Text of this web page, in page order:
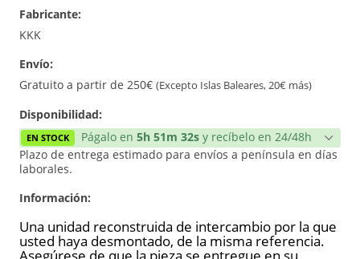
Fabricante:
KKK
Envío:
Gratuito a partir de 250€ (Excepto Islas Baleares, 20€ más)
Disponibilidad:
EN STOCK Págalo en 5h 51m 32s y recíbelo en 24/48h
Plazo de entrega estimado para envíos a península en días
laborales.
Información:
Una unidad reconstruida de intercambio por la que
usted haya desmontado, de la misma referencia.